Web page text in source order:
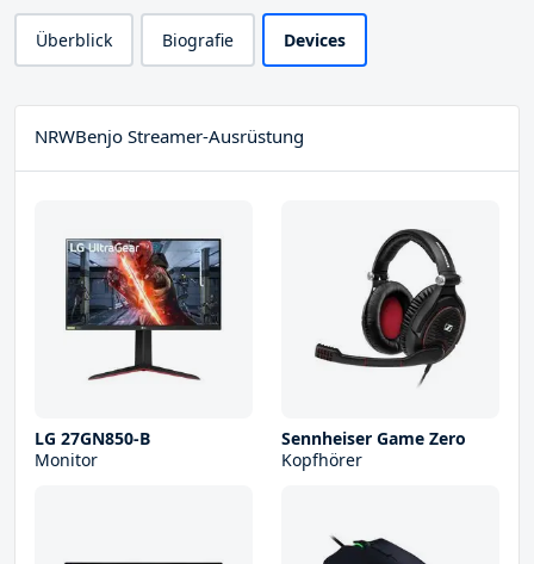
Überblick Biografie Devices
NRWBenjo Streamer-Ausrüstung
LG 27GN850-B
Monitor
Sennheiser Game Zero
Kopfhörer